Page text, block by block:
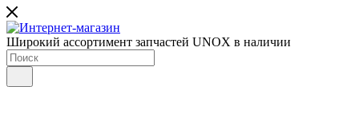
Широкий ассортимент запчастей UNOX в наличии